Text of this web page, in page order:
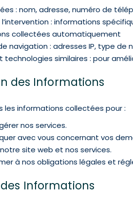
: nom, adresse, numéro de
: informations
collectées automatiquement
navigation : adresses IP, type
technologies similaires : pour
des Informations
les informations collectées pour :
nos services.
avec vous concernant vos
site web et nos services.
à nos obligations légales et
Informations